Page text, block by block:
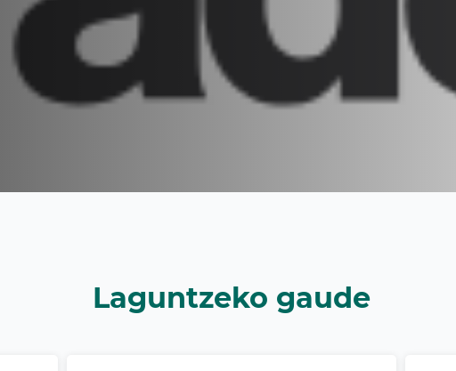
Laguntzeko gaude